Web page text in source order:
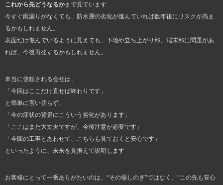
これから先どうなるかまで見ています
今すぐ雨漏りがなくても、防水層の劣化が進んでいれば数年後にリスクが高ま
るかもしれません。
表面だけ傷んでいるように見えても、下地や立ち上がり部、端末部に問題があ
れば、今後再発するかもしれません。
本当に信頼される会社は、
「今回はここだけ直せば終わりです」
と簡単に言い切らず、
「今の症状の背景にこういう劣化があります」
「ここはまだ大丈夫ですが、今後注意が必要です」
「今回の工事とあわせて、こちらも見ておくと安心です」
といったように、未来を見据えて説明します
お客様にとって一番ありがたいのは、“その場しのぎ”ではなく、“この先も安心